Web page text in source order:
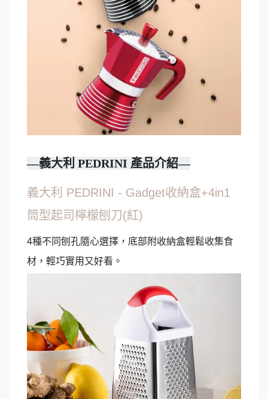
—義大利 PEDRINI 產品介紹—
義大利 PEDRINI - Gadget收納盒+4in1
筒型起司檸檬刨刀(紅)
4種不同刨孔隨心選擇，底部附收納盒輕鬆收集食
材，輕巧實用又好看。